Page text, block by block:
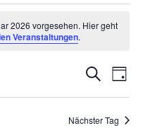
2026 vorgesehen. Hier geht
Veranstaltungen.
UND
SucheTag
Nächster Tag